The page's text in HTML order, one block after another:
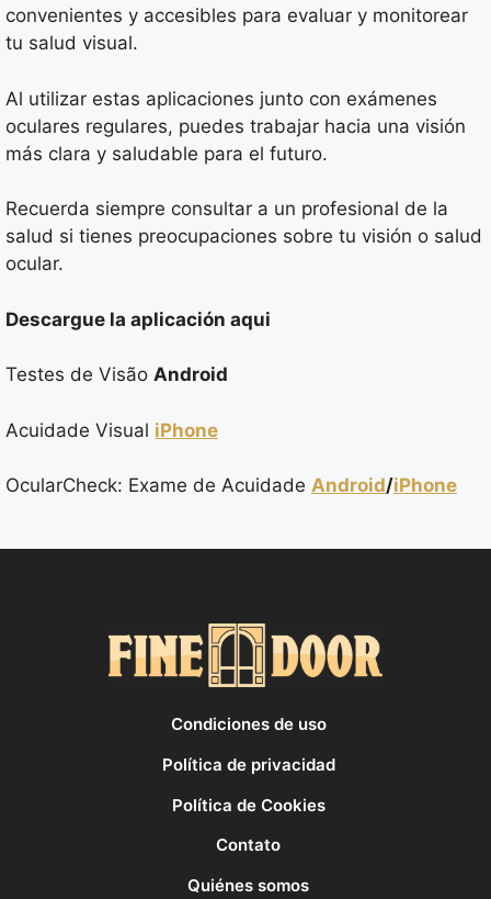
convenientes y accesibles para evaluar y monitorear
tu salud visual.
Al utilizar estas aplicaciones junto con exámenes
oculares regulares, puedes trabajar hacia una visión
más clara y saludable para el futuro.
Recuerda siempre consultar a un profesional de la
salud si tienes preocupaciones sobre tu visión o salud
ocular.
Descargue la aplicación aqui
Testes de Visão Android
Acuidade Visual iPhone
OcularCheck: Exame de Acuidade Android/iPhone
Condiciones de uso
Política de privacidad
Política de Cookies
Contato
Quiénes somos